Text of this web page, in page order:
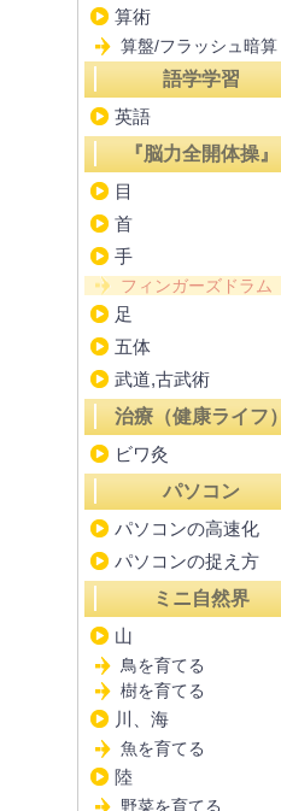
算術
算盤/フラッシュ暗算
語学学習
英語
『脳力全開体操』
目
首
手
フィンガーズドラム
足
五体
武道,古武術
治療（健康ライフ）
ビワ灸
パソコン
パソコンの高速化
パソコンの捉え方
ミニ自然界
山
鳥を育てる
樹を育てる
川、海
魚を育てる
陸
野菜を育てる